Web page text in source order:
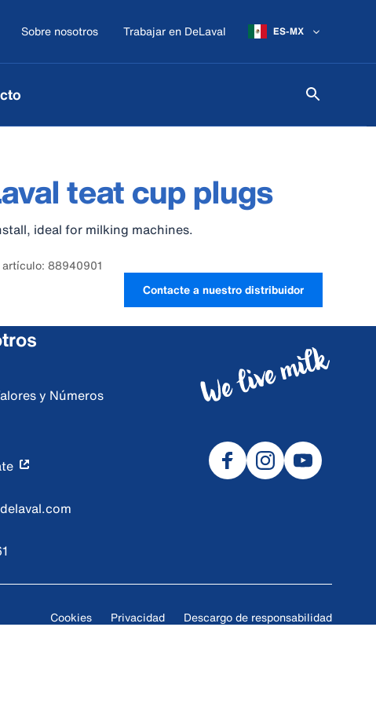
Sobre nosotros Trabajar en DeLaval ES-MX
teat cup plugs
ideal for milking machines.
artículo: 88940901
Contacte a nuestro distribuidor
y Números
Cookies Privacidad Descargo de responsabilidad